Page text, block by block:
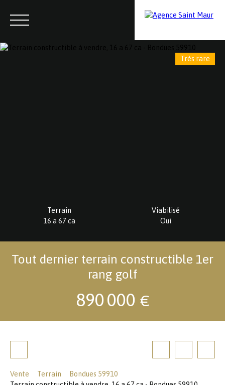
Très rare
Terrain
16 a 67 ca
Viabilisé
Oui
Tout dernier terrain constructible 1er
rang golf
890 000 €
Vente Terrain
Bondues 59910